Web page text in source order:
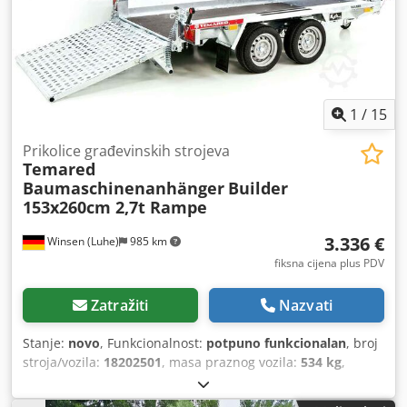
1 / 15
Winsen (Luhe) 985 km
Prikolice građevinskih strojeva
Temared
Baumaschinenanhänger Builder
153x260cm 2,7t Rampe
3.336 €
fiksna cijena plus PDV
Zatražiti Nazvati
Stanje: novo, Funkcionalnost: potpuno funkcionalan, broj
stroja/vozila: 18202501, masa praznog vozila: 534 kg,
2.166 kg
konfiguracija osovina:2 osovine, duljina prostora za